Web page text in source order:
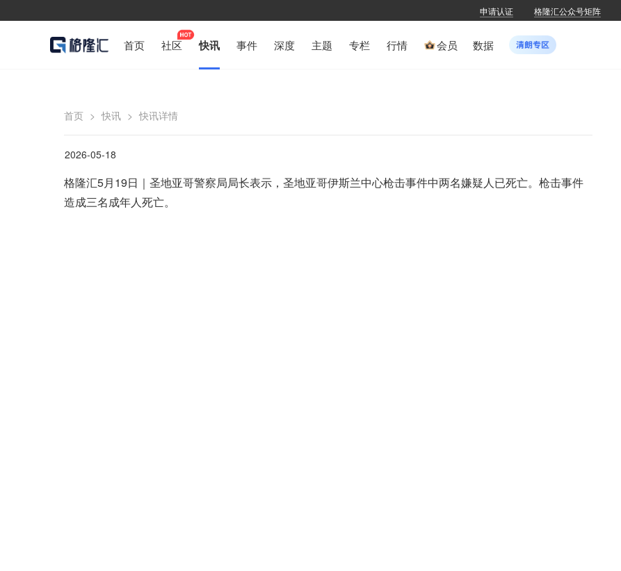
申请认证 格隆汇公众号矩阵
首页 社区 快讯 事件 深度 主题 专栏 行情 会员 数据
首页 > 快讯 > 快讯详情
2026-05-18
格隆汇5月19日｜圣地亚哥警察局局长表示，圣地亚哥伊斯兰中心枪击事件中两名嫌疑人已死亡。枪击事件
造成三名成年人死亡。